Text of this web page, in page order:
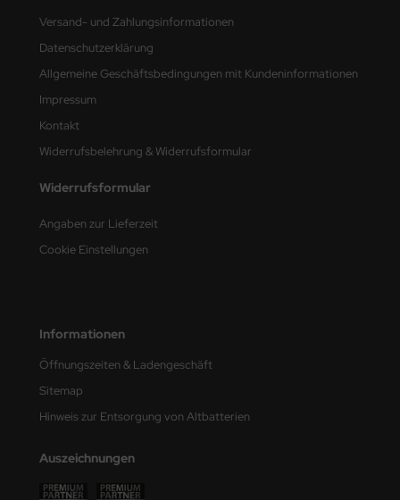
Versand- und Zahlungsinformationen
Datenschutzerklärung
Allgemeine Geschäftsbedingungen mit Kundeninformationen
Impressum
Kontakt
Widerrufsbelehrung & Widerrufsformular
Widerrufsformular
Angaben zur Lieferzeit
Cookie Einstellungen
Informationen
Öffnungszeiten & Ladengeschäft
Sitemap
Hinweis zur Entsorgung von Altbatterien
Auszeichnungen
Field Model
Model
Kits